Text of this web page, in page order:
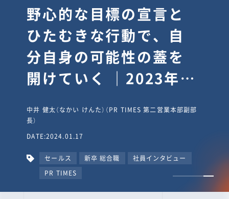
逆境では自分のスタン
スを変え“予想を裏切
り、期待を超える”【真
輔塾・前編】
山田真輔（やまだ しんすけ）（執行役員 兼 Jooto事業部
長）
DATE:2023.09.08
カルチャー CxO キャリア入社 Jooto